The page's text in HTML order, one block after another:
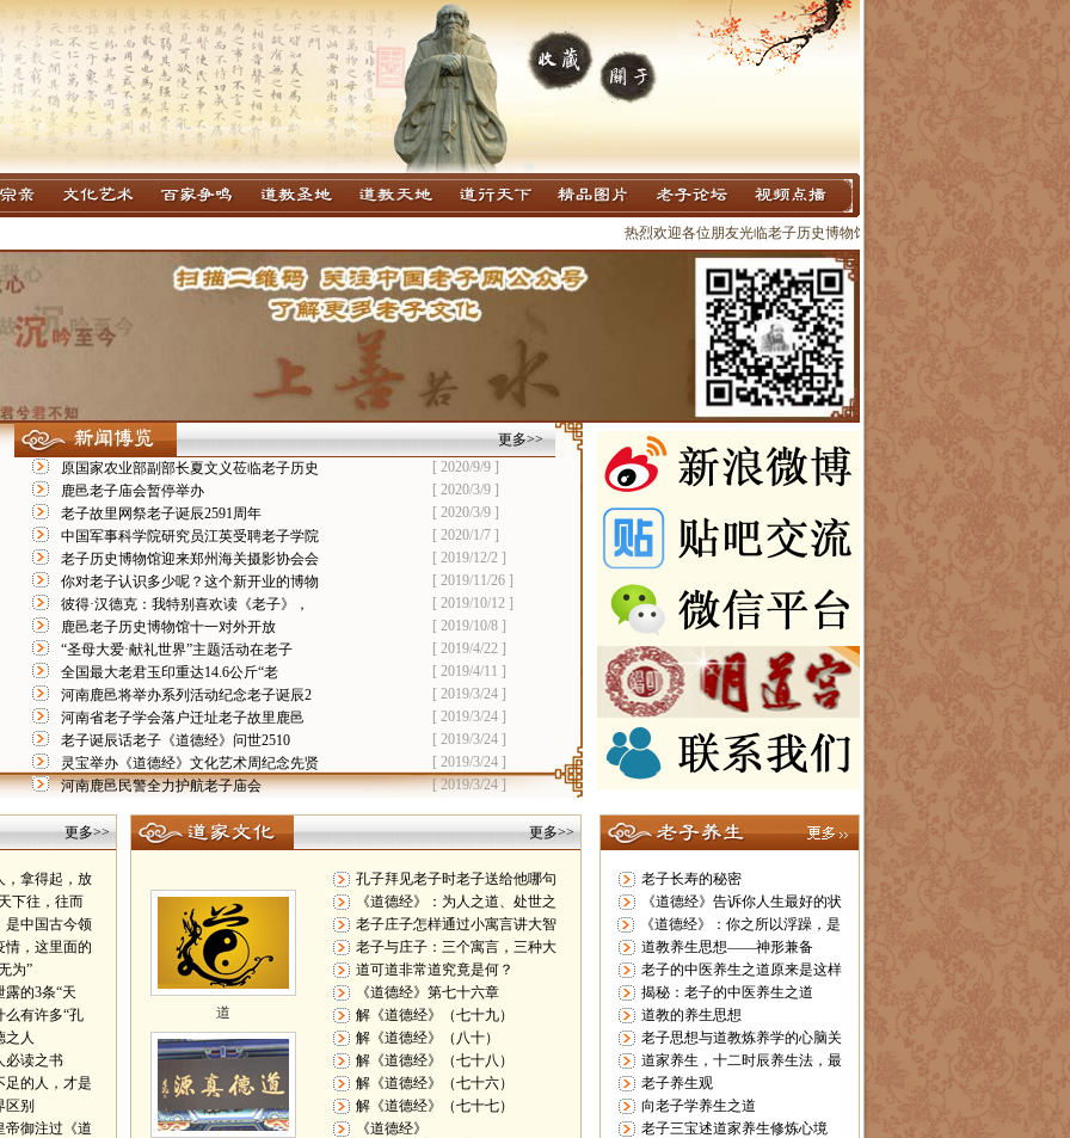
热烈欢迎各位朋友光临老子历史博物馆参观指导 ！地址在河南省鹿邑县老子
更多>>
原国家农业部副部长夏文义莅临老子历史
[ 2020/9/9 ]
鹿邑老子庙会暂停举办
[ 2020/3/9 ]
老子故里网祭老子诞辰2591周年
[ 2020/3/9 ]
中国军事科学院研究员江英受聘老子学院
[ 2020/1/7 ]
老子历史博物馆迎来郑州海关摄影协会会
[ 2019/12/2 ]
你对老子认识多少呢？这个新开业的博物
[ 2019/11/26 ]
彼得·汉德克：我特别喜欢读《老子》，
[ 2019/10/12 ]
鹿邑老子历史博物馆十一对外开放
[ 2019/10/8 ]
“圣母大爱·献礼世界”主题活动在老子
[ 2019/4/22 ]
全国最大老君玉印重达14.6公斤“老
[ 2019/4/11 ]
河南鹿邑将举办系列活动纪念老子诞辰2
[ 2019/3/24 ]
河南省老子学会落户迁址老子故里鹿邑
[ 2019/3/24 ]
老子诞辰话老子《道德经》问世2510
[ 2019/3/24 ]
灵宝举办《道德经》文化艺术周纪念先贤
[ 2019/3/24 ]
河南鹿邑民警全力护航老子庙会
[ 2019/3/24 ]
更多>>
，拿得起，放
下往，往而
是中国古今领
情，这里面的
为”
的3条“天
么有许多“孔
之人
必读之书
足的人，才是
区别
帝御注过《道
更多>>
道
孔子拜见老子时老子送给他哪句
《道德经》：为人之道、处世之
老子庄子怎样通过小寓言讲大智
老子与庄子：三个寓言，三种大
道可道非常道究竟是何？
《道德经》第七十六章
解《道德经》（七十九）
解《道德经》（八十）
解《道德经》（七十八）
解《道德经》（七十六）
解《道德经》（七十七）
《道德经》
老子长寿的秘密
《道德经》告诉你人生最好的状
《道德经》：你之所以浮躁，是
道教养生思想——神形兼备
老子的中医养生之道原来是这样
揭秘：老子的中医养生之道
道教的养生思想
老子思想与道教炼养学的心脑关
道家养生，十二时辰养生法，最
老子养生观
向老子学养生之道
老子三宝述道家养生修炼心境